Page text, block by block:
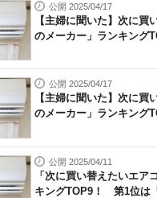
公開 2025/04/17
【主婦に聞いた】次に買
のメーカー」ランキン
公開 2025/04/17
【主婦に聞いた】次に買
のメーカー」ランキン
公開 2025/04/11
「次に買い替えたいエア
キングTOP9！ 第1位は